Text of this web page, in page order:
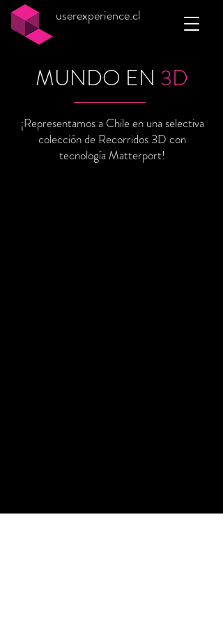
userexperience.cl
MUNDO EN 3D
¡Representamos a Chile en una selectiva
colección de Recorridos 3D con
tecnología Matterport!